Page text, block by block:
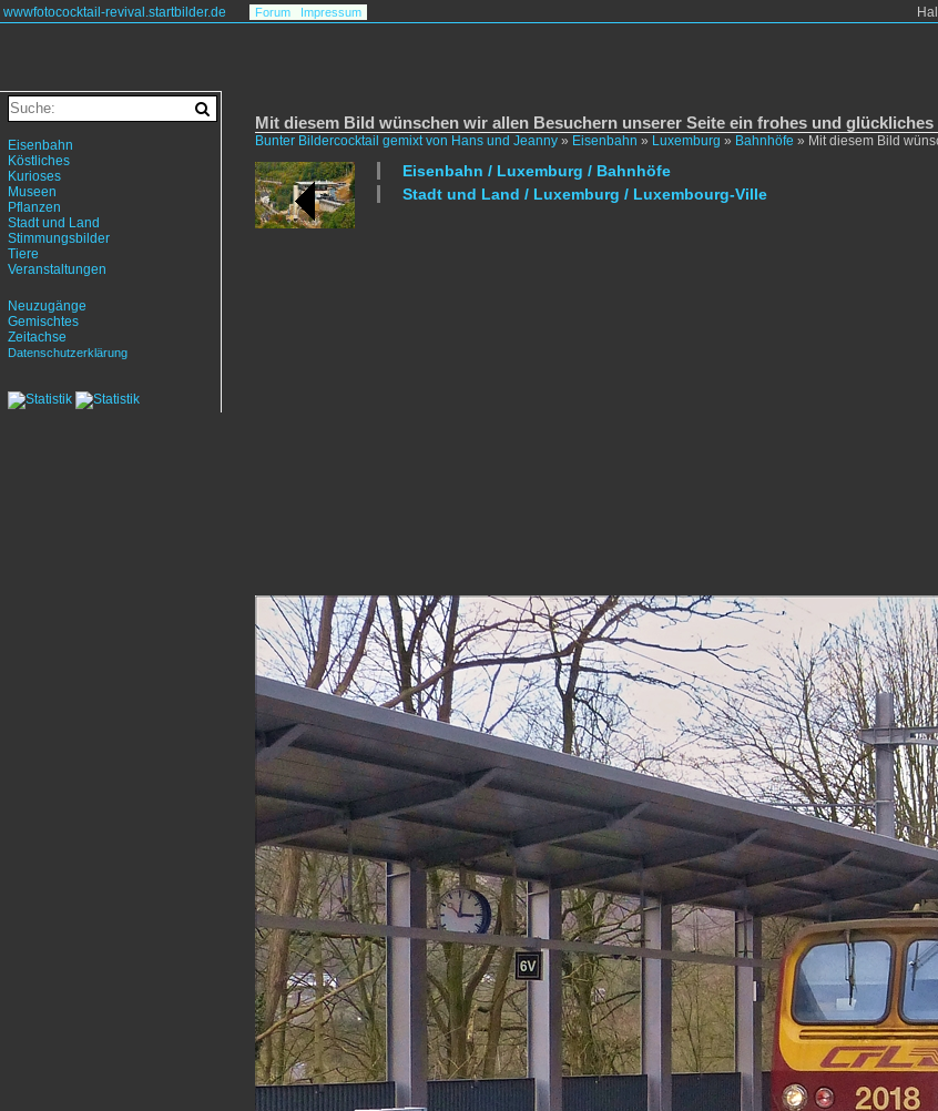
wwwfotococktail-revival.startbilder.de Forum Impressum
Mit diesem Bild wünschen wir allen Besuchern unserer Seite ein frohes und glückliches
Bunter Bildercocktail gemixt von Hans und Jeanny » Eisenbahn » Luxemburg » Bahnhöfe » Mit diesem Bild
Eisenbahn / Luxemburg / Bahnhöfe
Stadt und Land / Luxemburg / Luxembourg-Ville
Eisenbahn
Köstliches
Kurioses
Museen
Pflanzen
Stadt und Land
Stimmungsbilder
Tiere
Veranstaltungen
Neuzugänge
Gemischtes
Zeitachse
Datenschutzerklärung